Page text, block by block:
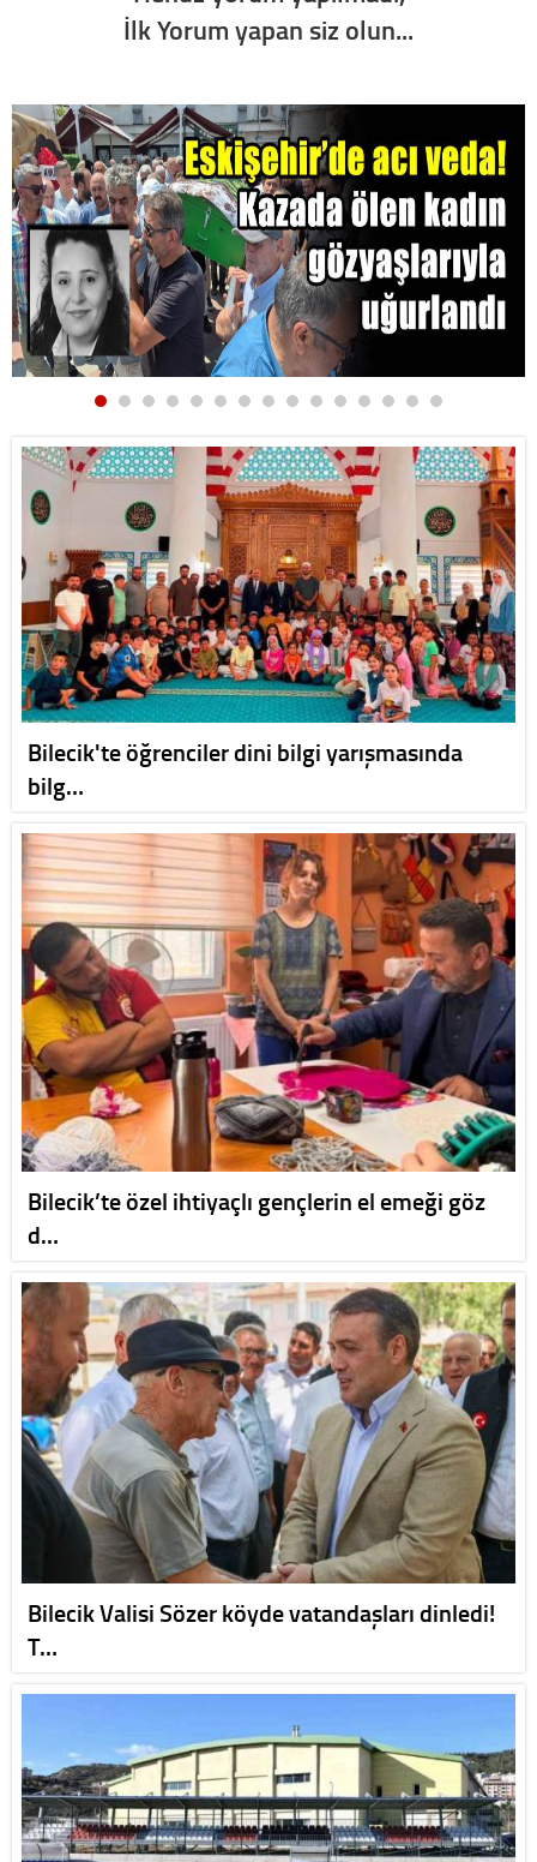
İlk Yorum yapan siz olun...
Bilecik'te öğrenciler dini bilgi yarışmasında
bilg…
Bilecik’te özel ihtiyaçlı gençlerin el emeği göz
d…
Bilecik Valisi Sözer köyde vatandaşları dinledi!
T…